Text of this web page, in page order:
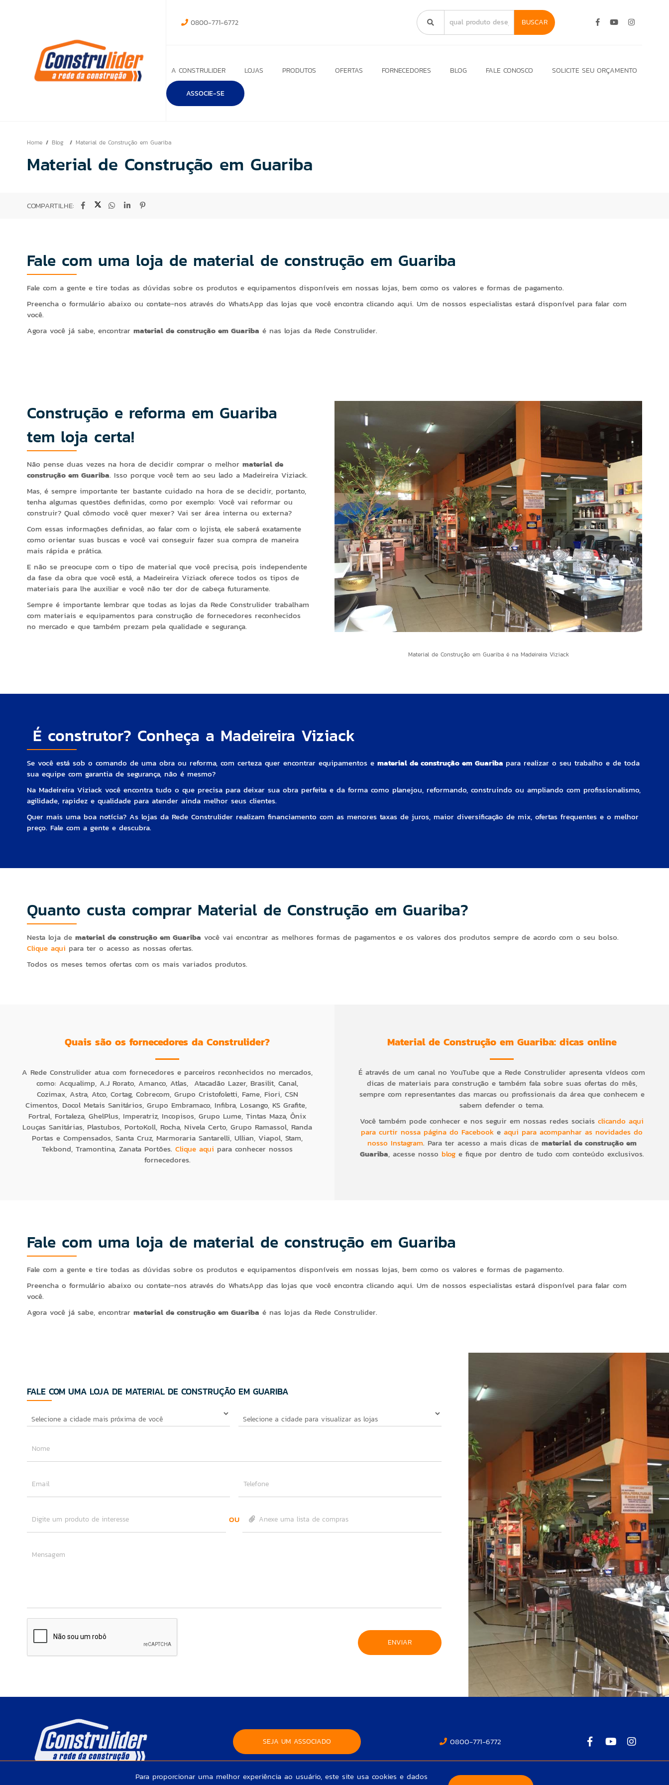
0800-771-6772 BUSCAR
A CONSTRULIDER LOJAS PRODUTOS OFERTAS FORNECEDORES BLOG FALE CONOSCO SOLICITE SEU ORÇAMENTO
ASSOCIE-SE
Home Blog Material de Construção em Guariba
Material de Construção em Guariba
COMPARTILHE:
Fale com uma loja de material de construção em Guariba
Fale com a gente e tire todas as dúvidas sobre os produtos e equipamentos disponíveis em nossas lojas, bem como os valores e formas de pagamento.
Preencha o formulário abaixo ou contate-nos através do WhatsApp das lojas que você encontra clicando aqui. Um de nossos especialistas estará disponível para falar com
você.
Agora você já sabe, encontrar material de construção em Guariba é nas lojas da Rede Construlider.
Material de Construção em Guariba é na Madeireira Viziack
Construção e reforma em Guariba
tem loja certa!
Não pense duas vezes na hora de decidir comprar o melhor material de
construção em Guariba. Isso porque você tem ao seu lado a Madeireira Viziack.
Mas, é sempre importante ter bastante cuidado na hora de se decidir, portanto,
tenha algumas questões definidas, como por exemplo: Você vai reformar ou
construir? Qual cômodo você quer mexer? Vai ser área interna ou externa?
Com essas informações definidas, ao falar com o lojista, ele saberá exatamente
como orientar suas buscas e você vai conseguir fazer sua compra de maneira
mais rápida e prática.
E não se preocupe com o tipo de material que você precisa, pois independente
da fase da obra que você está, a Madeireira Viziack oferece todos os tipos de
materiais para lhe auxiliar e você não ter dor de cabeça futuramente.
Sempre é importante lembrar que todas as lojas da Rede Construlider trabalham
com materiais e equipamentos para construção de fornecedores reconhecidos
no mercado e que também prezam pela qualidade e segurança.
É construtor? Conheça a Madeireira Viziack
Se você está sob o comando de uma obra ou reforma, com certeza quer encontrar equipamentos e material de construção em Guariba para realizar o seu trabalho e de toda
sua equipe com garantia de segurança, não é mesmo?
Na Madeireira Viziack você encontra tudo o que precisa para deixar sua obra perfeita e da forma como planejou, reformando, construindo ou ampliando com profissionalismo,
agilidade, rapidez e qualidade para atender ainda melhor seus clientes.
Quer mais uma boa notícia? As lojas da Rede Construlider realizam financiamento com as menores taxas de juros, maior diversificação de mix, ofertas frequentes e o melhor
preço. Fale com a gente e descubra.
Quanto custa comprar Material de Construção em Guariba?
Nesta loja de material de construção em Guariba você vai encontrar as melhores formas de pagamentos e os valores dos produtos sempre de acordo com o seu bolso.
Clique aqui para ter o acesso as nossas ofertas.
Todos os meses temos ofertas com os mais variados produtos.
Quais são os fornecedores da Construlider?
A Rede Construlider atua com fornecedores e parceiros reconhecidos no mercados,
como: Acqualimp, A.J Rorato, Amanco, Atlas, Atacadão Lazer, Brasilit, Canal,
Cozimax, Astra, Atco, Cortag, Cobrecom, Grupo Cristofoletti, Fame, Fiori, CSN
Cimentos, Docol Metais Sanitários, Grupo Embramaco, Infibra, Losango, KS Grafite,
Fortral, Fortaleza, GhelPlus, Imperatriz, Incopisos, Grupo Lume, Tintas Maza, Ônix
Louças Sanitárias, Plastubos, PortoKoll, Rocha, Nivela Certo, Grupo Ramassol, Randa
Portas e Compensados, Santa Cruz, Marmoraria Santarelli, Ullian, Viapol, Stam,
Tekbond, Tramontina, Zanata Portões. Clique aqui para conhecer nossos
fornecedores.
Material de Construção em Guariba: dicas online
É através de um canal no YouTube que a Rede Construlider apresenta vídeos com
dicas de materiais para construção e também fala sobre suas ofertas do mês,
sempre com representantes das marcas ou profissionais da área que conhecem e
sabem defender o tema.
Você também pode conhecer e nos seguir em nossas redes sociais clicando aqui
para curtir nossa página do Facebook e aqui para acompanhar as novidades do
nosso Instagram. Para ter acesso a mais dicas de material de construção em
Guariba, acesse nosso bloge fique por dentro de tudo com conteúdo exclusivos.
Fale com uma loja de material de construção em Guariba
Fale com a gente e tire todas as dúvidas sobre os produtos e equipamentos disponíveis em nossas lojas, bem como os valores e formas de pagamento.
Preencha o formulário abaixo ou contate-nos através do WhatsApp das lojas que você encontra clicando aqui. Um de nossos especialistas estará disponível para falar com
você.
Agora você já sabe, encontrar material de construção em Guariba é nas lojas da Rede Construlider.
FALE COM UMA LOJA DE MATERIAL DE CONSTRUÇÃO EM GUARIBA
Nome
Email Telefone
Digite um produto de interesse OU Anexe uma lista de compras
Mensagem
Para proporcionar uma melhor experiência ao usuário, este site usa cookies e dados
SEJA UM ASSOCIADO 0800-771-6772